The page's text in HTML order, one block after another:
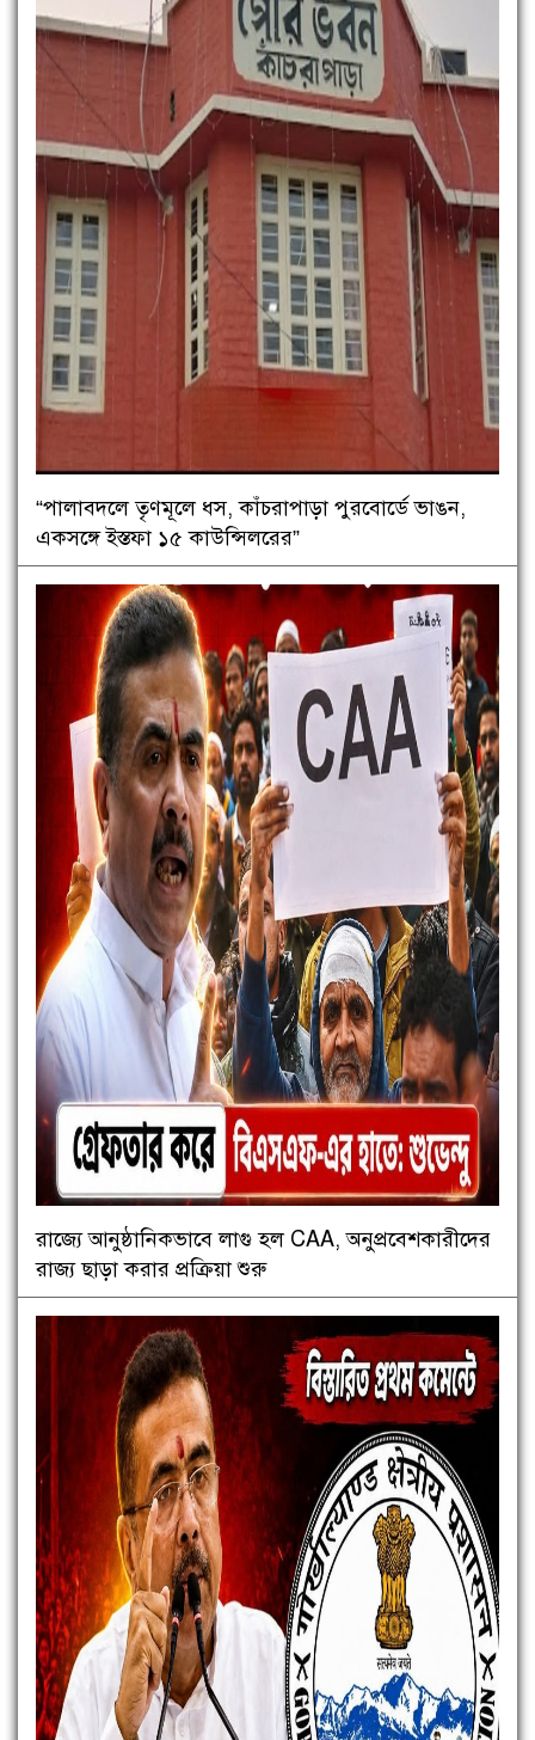
“পালাবদলে তৃণমূলে ধস, কাঁচরাপাড়া পুরবোর্ডে ভাঙন,
একসঙ্গে ইস্তফা ১৫ কাউন্সিলরের”
রাজ্যে আনুষ্ঠানিকভাবে লাগু হল CAA, অনুপ্রবেশকারীদের
রাজ্য ছাড়া করার প্রক্রিয়া শুরু